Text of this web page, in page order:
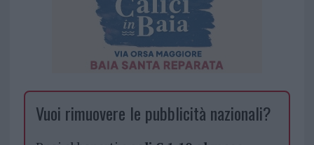
Vuoi rimuovere le pubblicità nazionali?